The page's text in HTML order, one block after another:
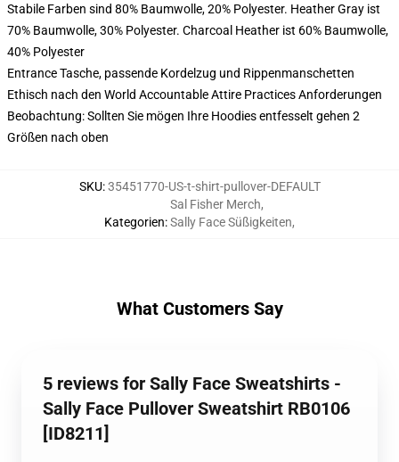
Stabile Farben sind 80% Baumwolle, 20% Polyester. Heather Gray ist
70% Baumwolle, 30% Polyester. Charcoal Heather ist 60% Baumwolle,
40% Polyester
Entrance Tasche, passende Kordelzug und Rippenmanschetten
Ethisch nach den World Accountable Attire Practices Anforderungen
Beobachtung: Sollten Sie mögen Ihre Hoodies entfesselt gehen 2
Größen nach oben
SKU:35451770-US-t-shirt-pullover-DEFAULT
Kategorien:
Sal Fisher Merch,
Sally Face Süßigkeiten,
What Customers Say
5 reviews for Sally Face Sweatshirts -
Sally Face Pullover Sweatshirt RB0106
[ID8211]